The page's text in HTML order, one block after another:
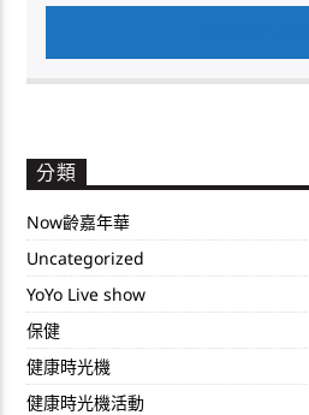
分類
Now齡嘉年華
Uncategorized
YoYo Live show
保健
健康時光機
健康時光機活動